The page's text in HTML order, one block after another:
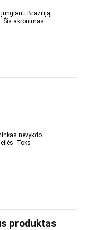
jungianti Braziliją,
Šis akronimas
nevykdo
Toks
produktas